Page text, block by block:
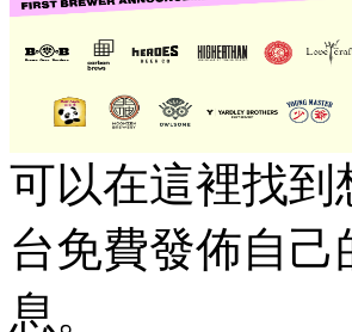
可以在這裡找到
台免費發佈自
息。